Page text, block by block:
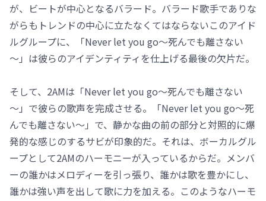
が、ビートが中心となるバラード。バラード歌手でありな
がらもトレンドの中心に立たなくてはならないこのアイド
ルグループに、「Never let you go～死んでも離さない
～」は彼らのアイデンティティを仕上げる最後の欠片だ。
そして、2AMは「Never let you go～死んでも離さない
～」で彼らの歌声を完成させる。「Never let you go～死
んでも離さない～」で、静かな曲の前の部分と対照的に爆
発的な感じのするサビが印象的だ。それは、ボーカルグル
ープとして2AMのハーモニーが入っているからだ。メンバ
ーの誰かはメロディーを引っ張り、誰かは歌を豊かにし、
誰かは強い声を出して歌に力を加える。このようなハーモ